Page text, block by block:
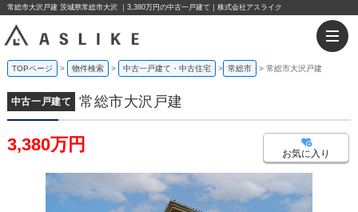
常総市大沢戸建 茨城県常総市大沢 ｜3,380万円の中古一戸建て｜株式会社アスライク
TOPページ 物件検索 中古一戸建て・中古住宅 常総市 常総市大沢戸建
中古一戸建て 常総市大沢戸建
3,380万円 お気に入り